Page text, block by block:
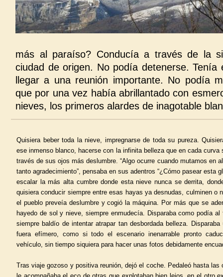
más al paraíso? Conducía a través de la
ciudad de origen. No podía detenerse. Tenía
llegar a una reunión importante. No podía
que por una vez había abrillantado con
nieves, los primeros alardes de inagotable
Quisiera beber toda la nieve, impregnarse de toda su pureza.
ese inmenso blanco, hacerse con la infinita belleza que en cada
través de sus ojos más deslumbre. “Algo ocurre cuando mutamos en
tanto agradecimiento”, pensaba en sus adentros “¿Cómo pasear esta
escalar la más alta cumbre donde esta nieve nunca se derrita,
quisiera conducir siempre entre esas hayas ya desnudas, culminen o
el pueblo preveía deslumbre y cogió la máquina. Por más que se
hayedo de sol y nieve, siempre enmudecía. Disparaba como podía
siempre baldío de intentar atrapar tan desbordada belleza.
fuera efímero, como si todo el escenario inenarrable pronto
vehículo, sin tiempo siquiera para hacer unas fotos debidamente
Tras viaje gozoso y positiva reunión, dejó el coche. Pedaleó hasta las